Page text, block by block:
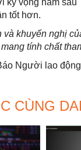
tốt hơn.
và khuyến nghị
tính chất
Người lao
CÙNG